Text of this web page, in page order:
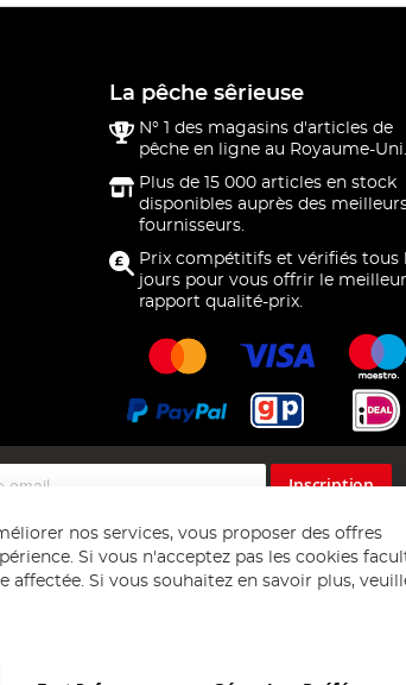
La pêche sêrieuse
N° 1 des magasins d'articles de
pêche en ligne au Royaume-Uni.
Plus de 15 000 articles en stock
disponibles auprès des
fournisseurs.
Prix compétitifs et vérifiés tous
jours pour vous offrir le meilleur
rapport qualité-prix.
Inscription
nos services, vous proposer des offres
Si vous n'acceptez pas les cookies
affectée. Si vous souhaitez en savoir plus,